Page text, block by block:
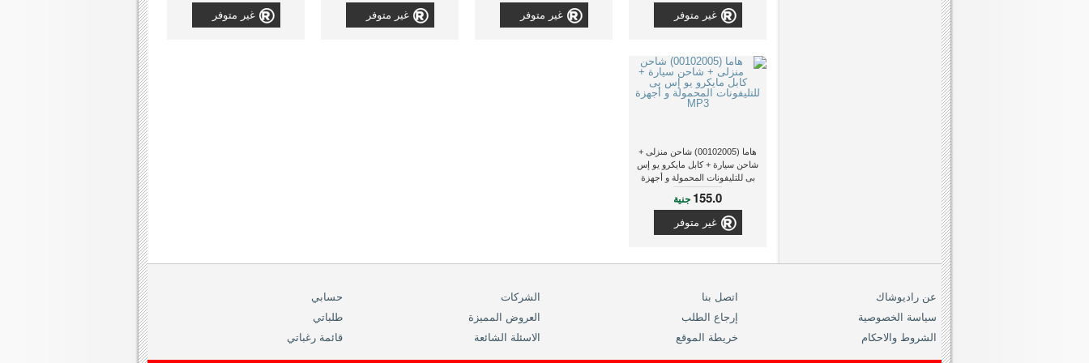
غير متوفر غير متوفر غير متوفر غير متوفر
هاما (00102005) شاحن منزلى +
شاحن سيارة + كابل مايكرو يو إس
بى للتليفونات المحمولة و أجهزة
MP3
155.0 جنية
غير متوفر
عن راديوشاك
سياسة الخصوصية
الشروط والاحكام
اتصل بنا
إرجاع الطلب
خريطة الموقع
الشركات
العروض المميزة
الاسئلة الشائعة
حسابي
طلباتي
قائمة رغباتي